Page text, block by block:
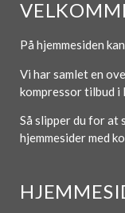
På hjemmesiden
Vi har samlet en
kompressor tilbud i
Så slipper du for at
hjemmesider med